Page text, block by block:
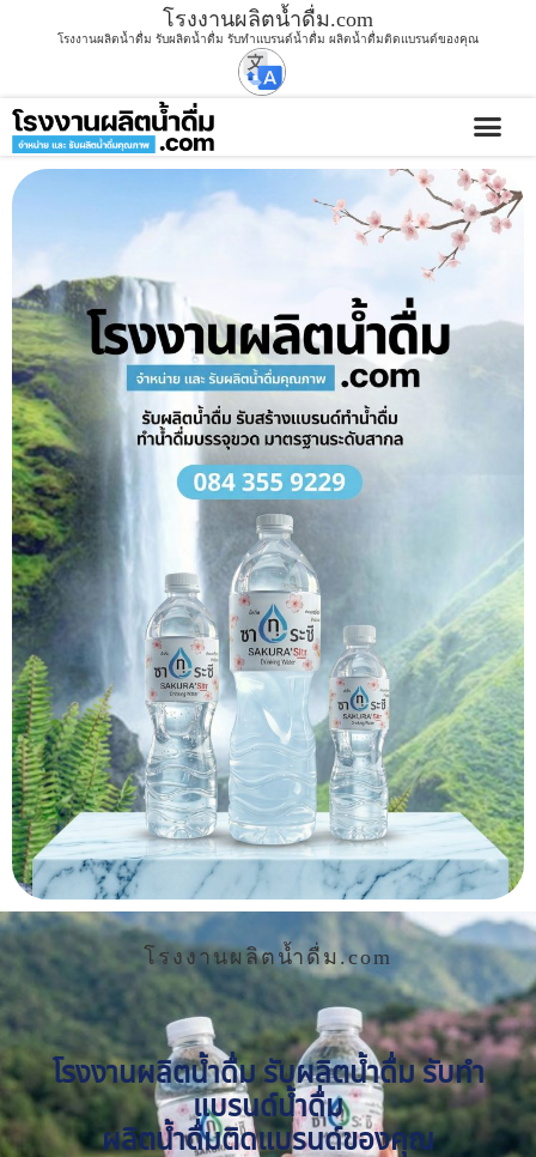
โรงงานผลิตน้ำดื่ม.com
โรงงานผลิตน้ำดื่ม รับผลิตน้ำดื่ม รับทำแบรนด์น้ำดื่ม ผลิตน้ำดื่มติดแบรนด์ของคุณ
โรงงานผลิตน้ำดื่ม.com
โรงงานผลิตน้ำดื่ม รับผลิตน้ำดื่ม รับทำ
แบรนด์น้ำดื่ม
ผลิตน้ำดื่มติดแบรนด์ของคุณ